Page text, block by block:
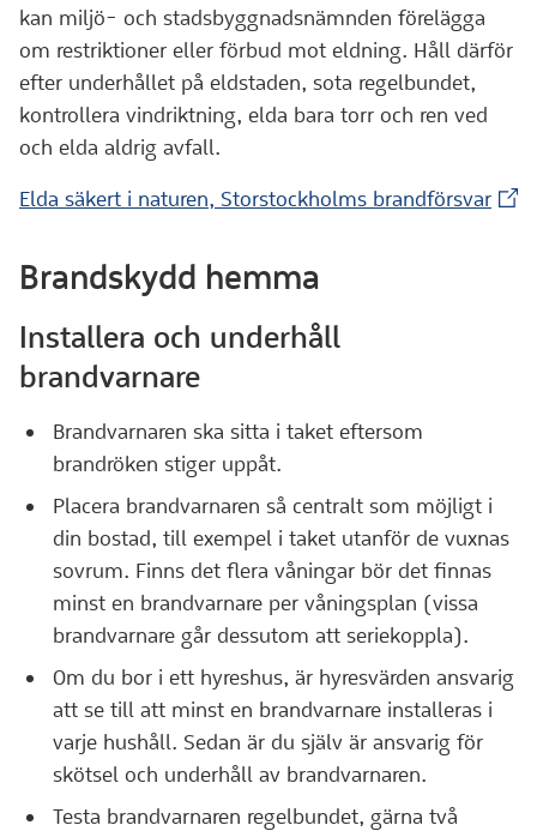
kan miljö- och stadsbyggnadsnämnden förelägga
om restriktioner eller förbud mot eldning. Håll därför
efter underhållet på eldstaden, sota regelbundet,
kontrollera vindriktning, elda bara torr och ren ved
och elda aldrig avfall.
Elda säkert i naturen, Storstockholms brandförsvar
Brandskydd hemma
Installera och underhåll
brandvarnare
Brandvarnaren ska sitta i taket eftersom
brandröken stiger uppåt.
Placera brandvarnaren så centralt som möjligt i
din bostad, till exempel i taket utanför de vuxnas
sovrum. Finns det flera våningar bör det finnas
minst en brandvarnare per våningsplan (vissa
brandvarnare går dessutom att seriekoppla).
Om du bor i ett hyreshus, är hyresvärden ansvarig
att se till att minst en brandvarnare installeras i
varje hushåll. Sedan är du själv är ansvarig för
skötsel och underhåll av brandvarnaren.
Testa brandvarnaren regelbundet, gärna två